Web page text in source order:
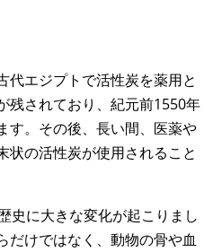
代エジプトで活性炭を薬用と
残されており、紀元前1550年
す。その後、長い間、医薬や
状の活性炭が使用されること
史に大きな変化が起こりまし
だけではなく、動物の骨や血